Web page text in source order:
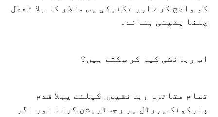
کو واضح کرے اور تکنیکی پس منظر کا بلا تعطل
چلنا یقینی بنائے۔
اب رہائشی کیا کر سکتے ہیں؟
تمام متاثرہ رہائشیوں کیلئے پہلا قدم
پارکونک پورٹل پر رجسٹریشن کرنا اور اگر